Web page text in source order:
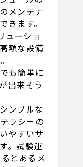
メンテナ
きます。
ューショ
額な設備
も簡単に
出来そう
ンプルな
ラシーの
やすいサ
。試験運
とあるメ